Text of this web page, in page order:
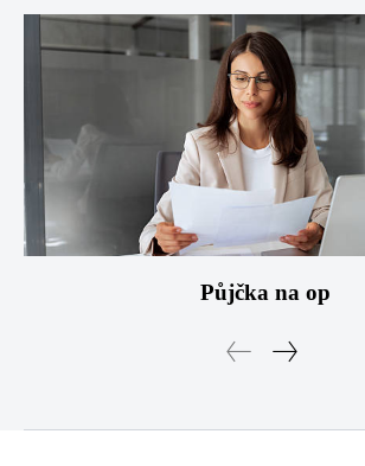
Půjčka na op